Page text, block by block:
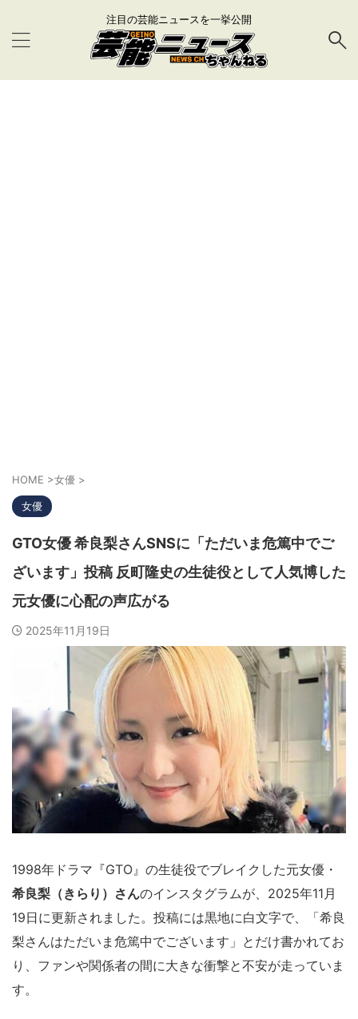
注目の芸能ニュースを一挙公開
HOME >女優 >
女優
GTO女優 希良梨さんSNSに「ただいま危篤中でご
ざいます」投稿 反町隆史の生徒役として人気博した
元女優に心配の声広がる
2025年11月19日
1998年ドラマ『GTO』の生徒役でブレイクした元女優・
希良梨（きらり）さんのインスタグラムが、2025年11月
19日に更新されました。投稿には黒地に白文字で、「希良
梨さんはただいま危篤中でございます」とだけ書かれてお
り、ファンや関係者の間に大きな衝撃と不安が走っていま
す。